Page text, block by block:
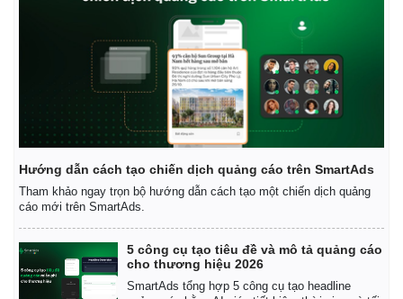
Hướng dẫn cách tạo chiến dịch quảng cáo trên SmartAds
Tham khảo ngay trọn bộ hướng dẫn cách tạo một chiến dịch quảng
cáo mới trên SmartAds.
5 công cụ tạo tiêu đề và mô tả quảng cáo
cho thương hiệu 2026
SmartAds tổng hợp 5 công cụ tạo headline